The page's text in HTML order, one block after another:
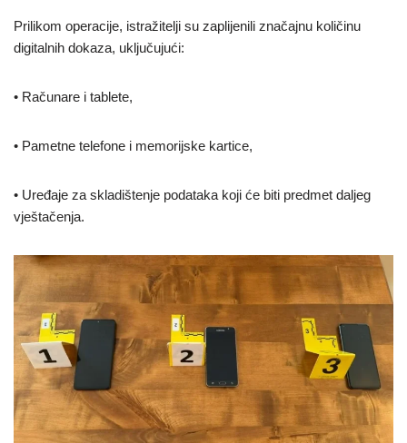
Prilikom operacije, istražitelji su zaplijenili značajnu količinu
digitalnih dokaza, uključujući:
• Računare i tablete,
• Pametne telefone i memorijske kartice,
• Uređaje za skladištenje podataka koji će biti predmet daljeg
vještačenja.